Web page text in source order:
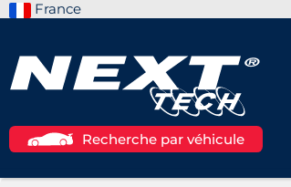
France
Recherche par véhicule